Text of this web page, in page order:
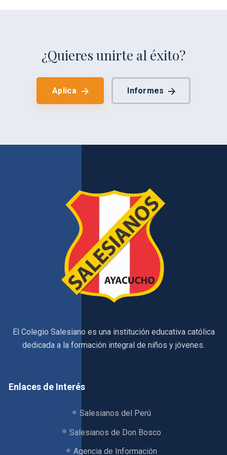
¿Quieres unirte al éxito?
Aplica Informes
El Colegio Salesiano es una institución educativa católica
dedicada a la formación integral de niños y jóvenes.
Enlaces de Interés
Salesianos del Perú
Salesianos de Don Bosco
Agencia de Información